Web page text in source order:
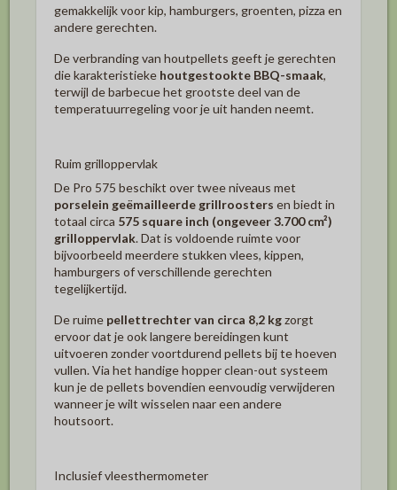
gemakkelijk voor kip, hamburgers, groenten, pizza en
andere gerechten.
De verbranding van houtpellets geeft je gerechten
die karakteristieke houtgestookte BBQ-smaak,
terwijl de barbecue het grootste deel van de
temperatuurregeling voor je uit handen neemt.
Ruim grilloppervlak
De Pro 575 beschikt over twee niveaus met
porselein geëmailleerde grillroosters en biedt in
totaal circa 575 square inch (ongeveer 3.700 cm²)
grilloppervlak. Dat is voldoende ruimte voor
bijvoorbeeld meerdere stukken vlees, kippen,
hamburgers of verschillende gerechten
tegelijkertijd.
De ruime pellettrechter van circa 8,2 kgzorgt
ervoor dat je ook langere bereidingen kunt
uitvoeren zonder voortdurend pellets bij te hoeven
vullen. Via het handige hopper clean-out systeem
kun je de pellets bovendien eenvoudig verwijderen
wanneer je wilt wisselen naar een andere
houtsoort.
Inclusief vleesthermometer